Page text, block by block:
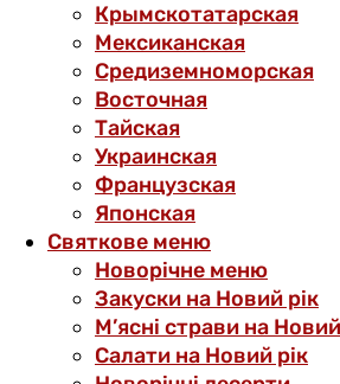
Крымскотатарская
Мексиканская
Средиземноморская
Восточная
Тайская
Украинская
Французская
Японская
Святкове меню
Новорічне меню
Закуски на Новий рік
М’ясні страви на
Салати на Новий рік